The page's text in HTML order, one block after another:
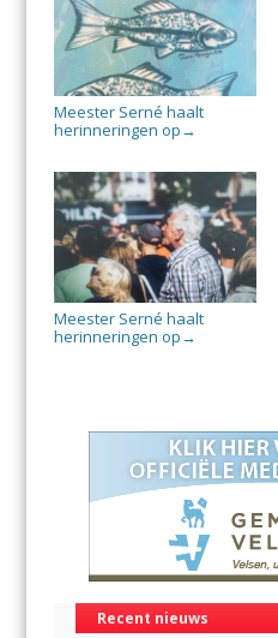
Meester Serné haalt
herinneringen op →
Meester Serné haalt
herinneringen op →
Recent nieuws